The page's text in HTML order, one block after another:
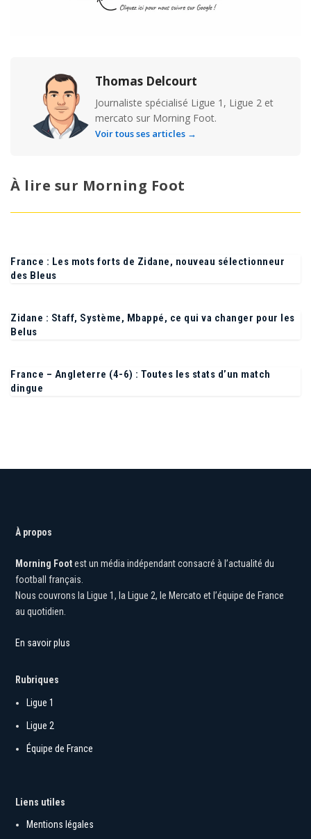
Thomas Delcourt
Journaliste spécialisé Ligue 1, Ligue 2 et
mercato sur Morning Foot.
Voir tous ses articles →
À lire sur Morning Foot
France : Les mots forts de Zidane, nouveau sélectionneur
Zidane : Staff, Système, Mbappé, ce qui va changer pour les
France – Angleterre (4-6) : Toutes les stats d’un match
dingue
À propos
Morning Foot
est un média indépendant consacré à l’actualité du
football français.
Nous couvrons la Ligue 1, la Ligue 2, le Mercato et l’équipe de France
au quotidien.
En savoir plus
Rubriques
Ligue 1
Ligue 2
Équipe de France
Mentions légales